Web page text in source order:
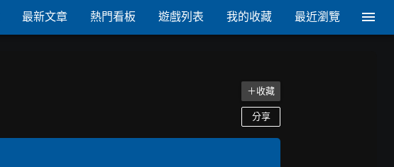
最新文章 熱門看板 遊戲列表 我的收藏 最近瀏覽
＋收藏
分享